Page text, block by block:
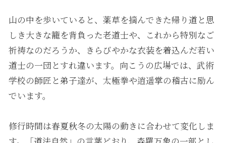
山の中を歩いていると、薬草を摘んできた帰り道と思
しき大きな籠を背負った老道士や、これから特別なご
祈祷なのだろうか、きらびやかな衣装を着込んだ若い
道士の一団とすれ違います。向こうの広場では、武術
学校の師匠と弟子達が、太極拳や逍遥掌の稽古に励ん
でいます。
修行時間は春夏秋冬の太陽の動きに合わせて変化しま